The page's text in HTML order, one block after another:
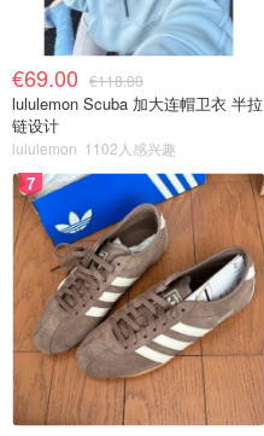
€69.00 €118.00
lululemon Scuba 加大连帽卫衣 半拉
链设计
lululemon 1102人感兴趣
7